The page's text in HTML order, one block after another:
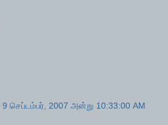
9 செப்டம்பர், 2007 அன்று 10:33:00 AM